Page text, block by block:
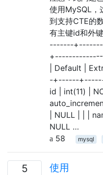
使用MySQL，
到支持CTE的
有主键id和外
-------
| Default |
-+------+-----
id | int(11) |
| NULL | | |
NULL …
58
mysql
5
使用